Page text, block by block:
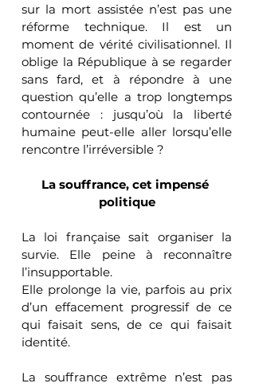
sur la mort assistée n’est pas une
réforme technique. Il est un
moment de vérité civilisationnel. Il
oblige la République à se regarder
sans fard, et à répondre à une
question qu’elle a trop longtemps
contournée : jusqu’où la liberté
humaine peut-elle aller lorsqu’elle
rencontre l’irréversible ?
La souffrance, cet impensé
politique
La loi française sait organiser la
survie. Elle peine à reconnaître
l’insupportable.
Elle prolonge la vie, parfois au prix
d’un effacement progressif de ce
qui faisait sens, de ce qui faisait
identité.
La souffrance extrême n’est pas